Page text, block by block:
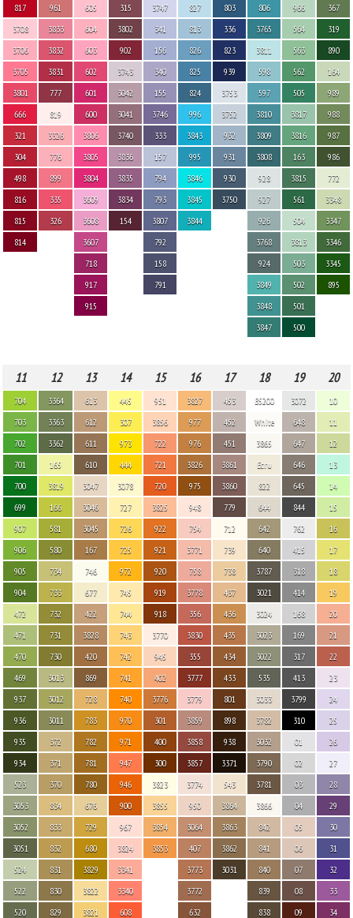
817
3708
3706
3705
3801
666
321
304
498
816
815
814
961
3833
3832
3831
777
819
3326
776
899
335
326
605
604
603
602
601
600
3806
3805
3804
3609
3608
3607
718
917
915
315
3802
902
3743
3042
3041
3740
3836
3835
3834
154
3747
341
156
340
155
3746
333
157
794
793
3807
792
158
791
827
813
826
825
824
996
3843
995
3846
3845
3844
803
336
823
939
3753
3752
932
931
930
3750
806
3765
3811
598
597
3810
3809
3808
928
927
926
3768
924
3849
3848
3847
966
564
563
562
505
3817
3816
163
3815
561
504
3813
503
502
501
500
367
319
890
164
989
988
987
986
772
3348
3347
3346
3345
895
11 12 13 14 15 16 17 18 19 20
704
703
702
701
700
699
907
906
905
904
472
471
470
469
937
936
935
934
523
3053
3052
3051
524
522
520
3364
3363
3362
165
3819
166
581
580
734
733
732
731
730
3013
3012
3011
372
371
370
834
833
832
831
830
829
613
612
611
610
3047
3046
3045
167
746
677
422
3828
420
869
728
783
782
781
780
676
729
680
3829
3822
3821
445
307
973
444
3078
727
726
725
972
745
744
743
742
741
740
970
971
947
946
900
967
3824
3341
3340
608
951
3856
722
721
720
3825
922
921
920
919
918
3770
945
402
3776
301
400
300
3823
3855
3854
3853
3827
977
976
3826
975
948
754
3771
758
3778
356
3830
355
3777
3779
3859
3858
3857
3774
950
3064
407
3773
3772
632
453
452
451
3861
3860
779
712
739
738
437
436
435
434
433
801
898
938
3371
543
3864
3863
3862
3031
B5200
White
3865
Ecru
822
644
642
640
3787
3021
3024
3023
3022
535
3033
3782
3032
3790
3781
3866
842
841
840
839
838
3072
648
647
646
645
844
762
415
318
414
168
169
317
413
3799
310
01
02
03
04
05
06
07
08
09
10
11
12
13
14
15
16
17
18
19
20
21
22
23
24
25
26
27
28
29
30
31
32
33
34